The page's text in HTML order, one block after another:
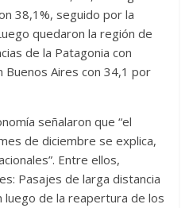
38,1%, seguido por la
quedaron la región de
de la Patagonia con
Buenos Aires con 34,1 por
señalaron que “el
de diciembre se explica,
Entre ellos,
️Pasajes de larga distancia
de la reapertura de los